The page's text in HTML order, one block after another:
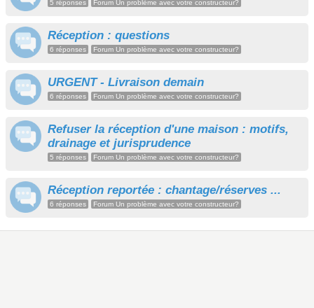
5 réponses Forum Un problème avec votre constructeur?
Réception : questions
6 réponses Forum Un problème avec votre constructeur?
URGENT - Livraison demain
6 réponses Forum Un problème avec votre constructeur?
Refuser la réception d'une maison : motifs,
drainage et jurisprudence
5 réponses Forum Un problème avec votre constructeur?
Réception reportée : chantage/réserves ...
6 réponses Forum Un problème avec votre constructeur?